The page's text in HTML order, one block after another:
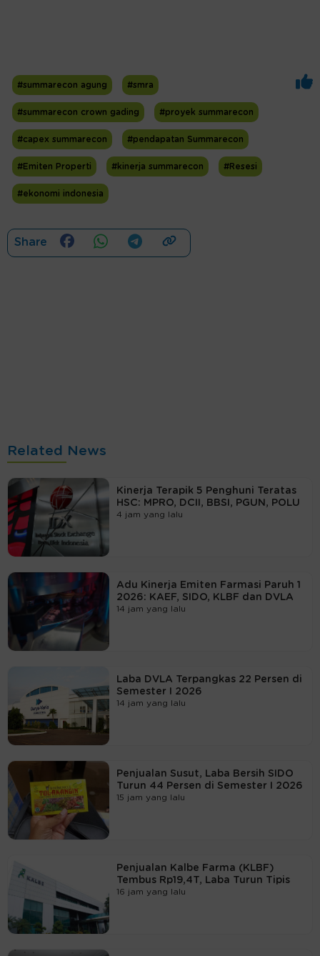
#summarecon agung #smra
#summarecon crown gading #proyek summarecon
#capex summarecon #pendapatan Summarecon
#Emiten Properti #kinerja summarecon #Resesi
#ekonomi indonesia
Share
Related News
Kinerja Terapik 5 Penghuni Teratas
HSC: MPRO, DCII, BBSI, PGUN, POLU
4 jam yang lalu
Adu Kinerja Emiten Farmasi Paruh 1
2026: KAEF, SIDO, KLBF dan DVLA
14 jam yang lalu
Laba DVLA Terpangkas 22 Persen di
Semester I 2026
14 jam yang lalu
Penjualan Susut, Laba Bersih SIDO
Turun 44 Persen di Semester I 2026
15 jam yang lalu
Penjualan Kalbe Farma (KLBF)
Tembus Rp19,4T, Laba Turun Tipis
16 jam yang lalu